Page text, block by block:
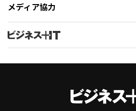
メディア協力